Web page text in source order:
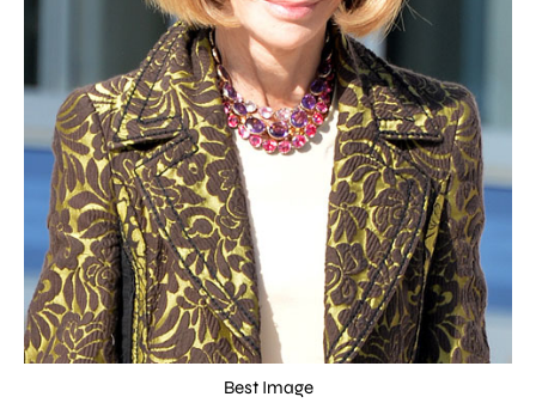
Best Image